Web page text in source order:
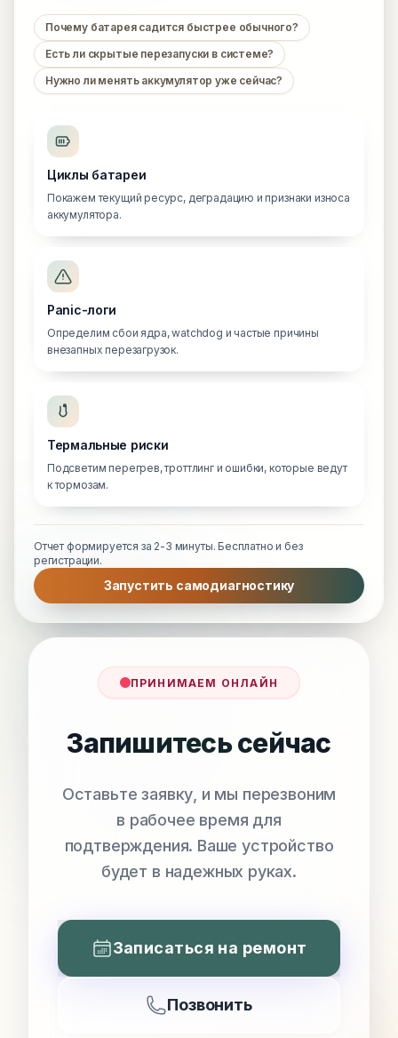
Почему батарея садится быстрее обычного?
Есть ли скрытые перезапуски в системе?
Нужно ли менять аккумулятор уже сейчас?
Циклы батареи
Покажем текущий ресурс, деградацию и признаки износа
аккумулятора.
Panic-логи
Определим сбои ядра, watchdog и частые причины
внезапных перезагрузок.
Термальные риски
Подсветим перегрев, троттлинг и ошибки, которые ведут
к тормозам.
Отчет формируется за 2-3 минуты. Бесплатно и без
регистрации.
Запустить самодиагностику
ПРИНИМАЕМ ОНЛАЙН
Запишитесь сейчас
Оставьте заявку, и мы перезвоним
в рабочее время для
подтверждения. Ваше устройство
будет в надежных руках.
Записаться на ремонт
Позвонить